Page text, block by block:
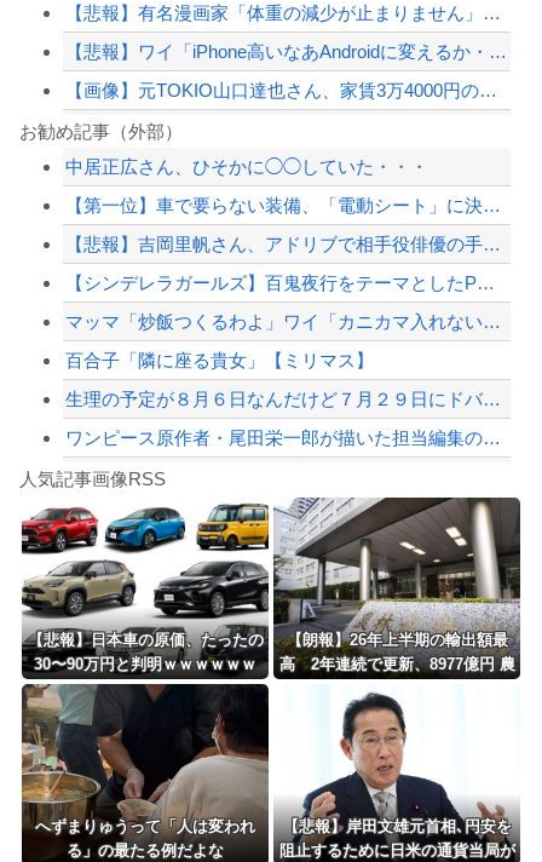
【悲報】有名漫画家「体重の減少が止まりません」→ファンから心配の声
【悲報】ワイ「iPhone高いなあAndroidに変えるか・・・おっこれええやん...
【画像】元TOKIO山口達也さん、家賃3万4000円の湘南の家からYouTube...
東大「貯金あと数年で尽きます」→研究者削減へ…
20代「50年ローンでええやろ」←これマジ？？？
海外「ディズニーがゴミのようだ！」日本がアニメ化した米人気SF作品に絶賛の声が殺...
【配信者】「金バエ」のSNS更新が1週間途絶え、様々な憶測が飛び交う。1週間ぶり...
【緊急速報】NYで警官が黒人男性の首を絞め、暴動第二波不可避へ
Powered by livedoor 相互RSS
お勧め記事（外部）
中居正広さん、ひそかに◯◯していた・・・
【第一位】車で要らない装備、「電動シート」に決まる・・・
【悲報】吉岡里帆さん、アドリブで相手役俳優の手を取りお胸に押し当てる（※画像あり...
【シンデレラガールズ】百鬼夜行をテーマとしたPOP UP SHOPが東京・大阪に...
マッマ「炒飯つくるわよ」ワイ「カニカマ入れないで💢」
百合子「隣に座る貴女」【ミリマス】
生理の予定が８月６日なんだけど７月２９日にドバッと鮮血でたから生理かな？って思っ...
ワンピース原作者・尾田栄一郎が描いた担当編集の似顔絵「ムダに東大卒」
【動画】高速道路を走行中の車からリアガラスが飛んでくる事故(ﾟoﾟ)
8/4のニュース
日本旅行キャンセルすべきか…1万年ぶり史上最大級の火山の兆し＝韓国の反応
更新中止のお知らせ
海外「おめでとうタキ！」リヴァプール南野がバースデーゴール！！
Powered by livedoor 相互RSS
人気記事画像RSS
【悲報】日本車の原価、たったの
30〜90万円と判明ｗｗｗｗｗｗ
ｗｗｗｗｗ
【朗報】26年上半期の輸出額最
高 2年連続で更新、8977億円 農
水省「インバウンドの増加に伴
い、日本食の認知度が向上」
へずまりゅうって「人は変われ
る」の最たる例だよな
【悲報】岸田文雄元首相､円安を
阻止するために日米の通貨当局が